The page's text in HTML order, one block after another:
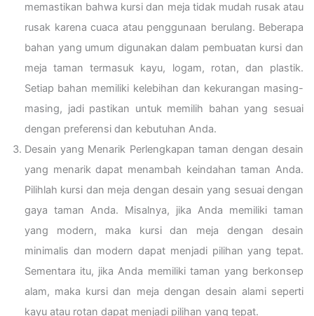
memastikan bahwa kursi dan meja tidak mudah rusak atau
rusak karena cuaca atau penggunaan berulang. Beberapa
bahan yang umum digunakan dalam pembuatan kursi dan
meja taman termasuk kayu, logam, rotan, dan plastik.
Setiap bahan memiliki kelebihan dan kekurangan masing-
masing, jadi pastikan untuk memilih bahan yang sesuai
dengan preferensi dan kebutuhan Anda.
Desain yang Menarik Perlengkapan taman dengan desain
yang menarik dapat menambah keindahan taman Anda.
Pilihlah kursi dan meja dengan desain yang sesuai dengan
gaya taman Anda. Misalnya, jika Anda memiliki taman
yang modern, maka kursi dan meja dengan desain
minimalis dan modern dapat menjadi pilihan yang tepat.
Sementara itu, jika Anda memiliki taman yang berkonsep
alam, maka kursi dan meja dengan desain alami seperti
kayu atau rotan dapat menjadi pilihan yang tepat.